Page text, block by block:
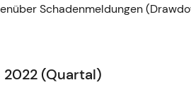
Schadenmeldungen
2022 (Quartal)